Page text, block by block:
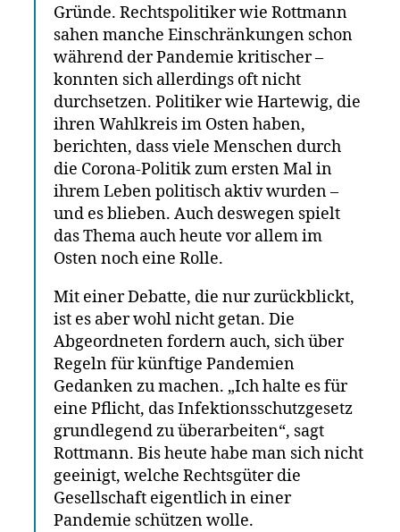
Gründe. Rechtspolitiker wie Rottmann
sahen manche Einschränkungen schon
während der Pandemie kritischer –
konnten sich allerdings oft nicht
durchsetzen. Politiker wie Hartewig, die
ihren Wahlkreis im Osten haben,
berichten, dass viele Menschen durch
die Corona-Politik zum ersten Mal in
ihrem Leben politisch aktiv wurden –
und es blieben. Auch deswegen spielt
das Thema auch heute vor allem im
Osten noch eine Rolle.
Mit einer Debatte, die nur zurückblickt,
ist es aber wohl nicht getan. Die
Abgeordneten fordern auch, sich über
Regeln für künftige Pandemien
Gedanken zu machen. „Ich halte es für
eine Pflicht, das Infektionsschutzgesetz
grundlegend zu überarbeiten“, sagt
Rottmann. Bis heute habe man sich nicht
geeinigt, welche Rechtsgüter die
Gesellschaft eigentlich in einer
Pandemie schützen wolle.